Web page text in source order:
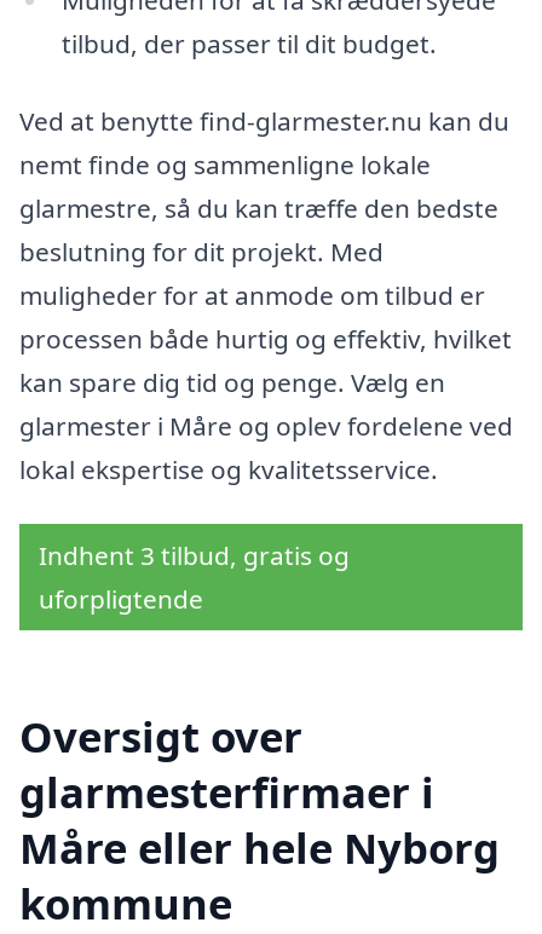
tilbud, der passer til dit budget.
Ved at benytte find-glarmester.nu kan du
nemt finde og sammenligne lokale
glarmestre, så du kan træffe den bedste
beslutning for dit projekt. Med
muligheder for at anmode om tilbud er
processen både hurtig og effektiv, hvilket
kan spare dig tid og penge. Vælg en
glarmester i Måre og oplev fordelene ved
lokal ekspertise og kvalitetsservice.
Indhent 3 tilbud, gratis og
uforpligtende
Oversigt over
glarmesterfirmaer i
Måre eller hele Nyborg
kommune